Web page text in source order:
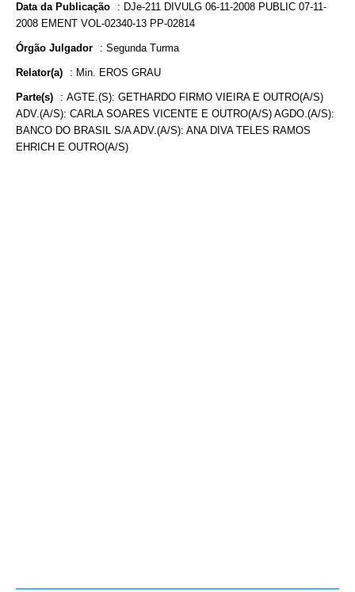
Data da Publicação : DJe-211 DIVULG 06-11-2008 PUBLIC 07-11-
2008 EMENT VOL-02340-13 PP-02814
Órgão Julgador : Segunda Turma
Relator(a) : Min. EROS GRAU
Parte(s) : AGTE.(S): GETHARDO FIRMO VIEIRA E OUTRO(A/S)
ADV.(A/S): CARLA SOARES VICENTE E OUTRO(A/S) AGDO.(A/S):
BANCO DO BRASIL S/A ADV.(A/S): ANA DIVA TELES RAMOS
EHRICH E OUTRO(A/S)